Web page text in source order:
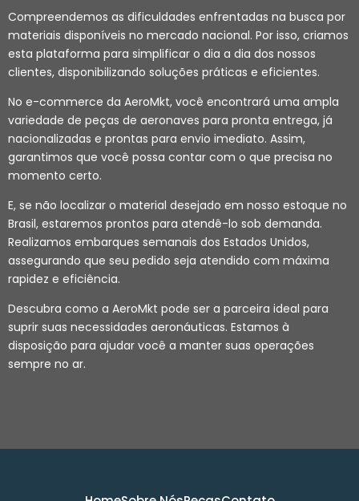
Compreendemos as dificuldades enfrentadas na busca por
materiais disponíveis no mercado nacional. Por isso, criamos
esta plataforma para simplificar o dia a dia dos nossos
clientes, disponibilizando soluções práticas e eficientes.
No e-commerce da AeroMkt, você encontrará uma ampla
variedade de peças de aeronaves para pronta entrega, já
nacionalizadas e prontas para envio imediato. Assim,
garantimos que você possa contar com o que precisa no
momento certo.
E, se não localizar o material desejado em nosso estoque no
Brasil, estaremos prontos para atendê-lo sob demanda.
Realizamos embarques semanais dos Estados Unidos,
assegurando que seu pedido seja atendido com máxima
rapidez e eficiência.
Descubra como a AeroMkt pode ser a parceira ideal para
suprir suas necessidades aeronáuticas. Estamos à
disposição para ajudar você a manter suas operações
sempre no ar.